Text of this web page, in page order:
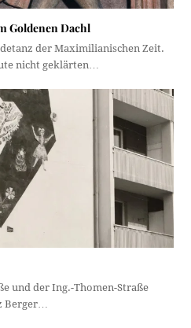
Goldenen Dachl
der Maximilianischen Zeit.
nicht geklärten…
und der Ing.-Thomen-Straße
Berger…